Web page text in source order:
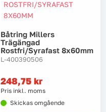
Båtring Millers
Trägängad
Rostfri/syrafast 8x60mm
L-400390506
248,75 kr
Pris inkl. moms
Skickas omgående